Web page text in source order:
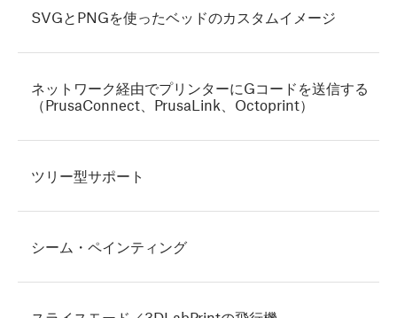
SVGとPNGを使ったベッドのカスタムイメージ
ネットワーク経由でプリンターにGコードを送信する
（PrusaConnect、PrusaLink、Octoprint）
ツリー型サポート
シーム・ペインティング